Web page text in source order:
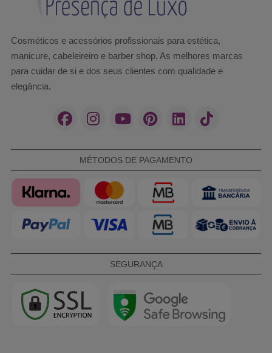
Cosméticos e acessórios profissionais para estética,
manicure, cabeleireiro e barber shop. As melhores marcas
para cuidar de si e dos seus clientes com qualidade e
elegância.
MÉTODOS DE PAGAMENTO
SEGURANÇA